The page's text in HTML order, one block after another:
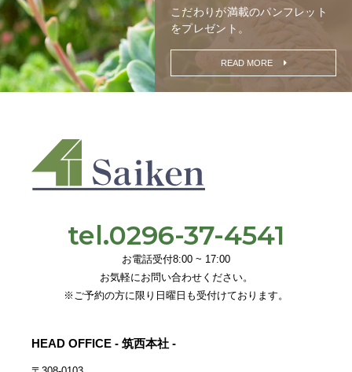
こだわりが満載のパンフレット
をプレゼント。
READ MORE
tel.0296-37-4541
お電話受付8:00 ~ 17:00
お気軽にお問い合わせください。
※ご予約の方に限り日曜日も受付けております。
HEAD OFFICE - 筑西本社 -